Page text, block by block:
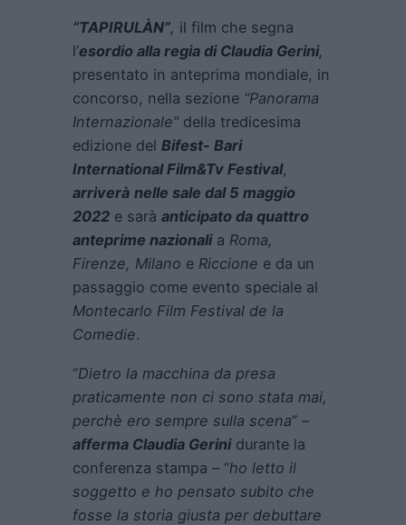
“TAPIRULÀN”, il film che segna
l’esordio alla regia di Claudia Gerini,
presentato in anteprima mondiale, in
concorso, nella sezione “Panorama
Internazionale”della tredicesima
edizione del Bifest- Bari
International Film&Tv Festival,
arriverà nelle sale dal 5 maggio
2022 e sarà anticipato da quattro
anteprime nazionalia Roma,
Firenze, Milano e Riccione e da un
passaggio come evento speciale al
Montecarlo Film Festival de la
Comedie.
“Dietro la macchina da presa
praticamente non ci sono stata mai,
perchè ero sempre sulla scena” –
afferma Claudia Gerinidurante la
conferenza stampa – “ho letto il
soggetto e ho pensato subito che
fosse la storia giusta per debuttare